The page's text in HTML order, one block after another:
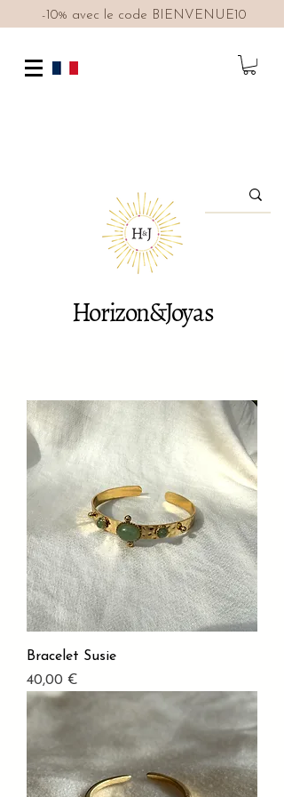
Horizon&Joyas
-10% avec le code BIENVENUE10
Bracelet Susie
Prix
40,00 €